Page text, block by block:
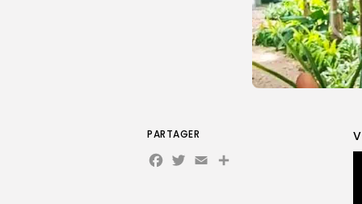
PARTAGER
Facebook
Twitter
EmailPartager